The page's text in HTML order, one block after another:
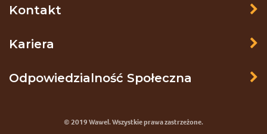
Kontakt
Kariera
Odpowiedzialność Społeczna
© 2019 Wawel. Wszystkie prawa zastrzeżone.